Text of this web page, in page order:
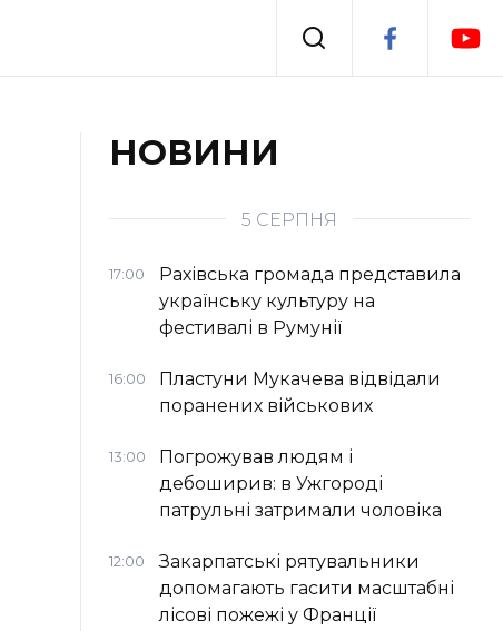
Події
НОВИНИ
5 СЕРПНЯ
17:00
Рахівська громада представила
українську культуру на
фестивалі в Румунії
16:00
Пластуни Мукачева відвідали
поранених військових
13:00
Погрожував людям і
дебоширив: в Ужгороді
патрульні затримали чоловіка
12:00
Закарпатські рятувальники
допомагають гасити масштабні
лісові пожежі у Франції